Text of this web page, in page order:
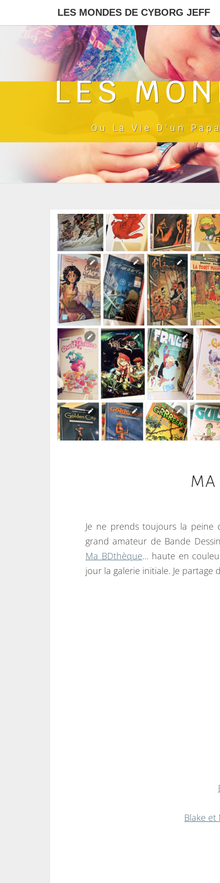
LES MONDES DE CYBORG JEFF
LES
Ou La Vie D'un
MA
Je ne prends toujours la peine
grand amateur de Bande
Ma BDthèque… haute en
jour la galerie initiale. Je partage
Blake